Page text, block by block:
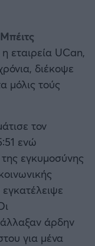
εταιρεία UCan,
διέκοψε
μόλις τούς
τον
ενώ
εγκυμοσύνης
άρδην
για μένα